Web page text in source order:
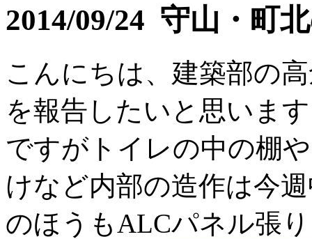
2014/09/24 守山・町
こんにちは、建築部の
を報告したいと思いま
ですがトイレの中の棚
けなど内部の造作は今
のほうもALCパネル張